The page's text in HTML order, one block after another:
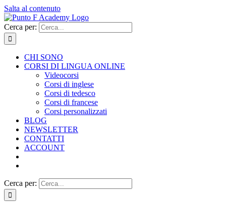
Salta al contenuto
Cerca per:
CHI SONO
CORSI DI LINGUA ONLINE
Videocorsi
Corsi di inglese
Corsi di tedesco
Corsi di francese
Corsi personalizzati
BLOG
NEWSLETTER
CONTATTI
ACCOUNT
Cerca per: